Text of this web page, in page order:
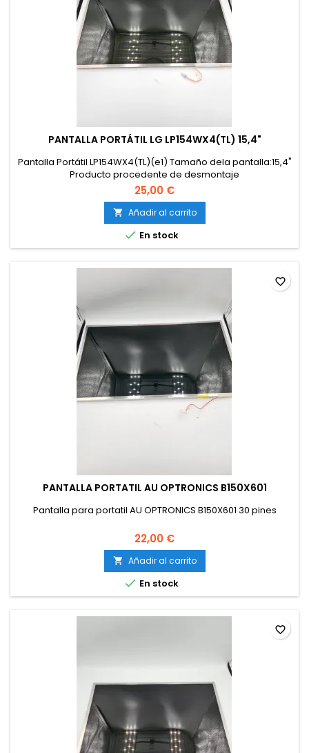
PANTALLA PORTÁTIL LG LP154WX4(TL) 15,4"
Pantalla Portátil LP154WX4(TL)(e1) Tamaño dela pantalla:15,4"
Producto procedente de desmontaje
25,00 €
 Añadir al carrito
 En stock
PANTALLA PORTATIL AU OPTRONICS B150X601
Pantalla para portatil AU OPTRONICS B150X601 30 pines
22,00 €
 Añadir al carrito
 En stock
favorite_border
favorite_border